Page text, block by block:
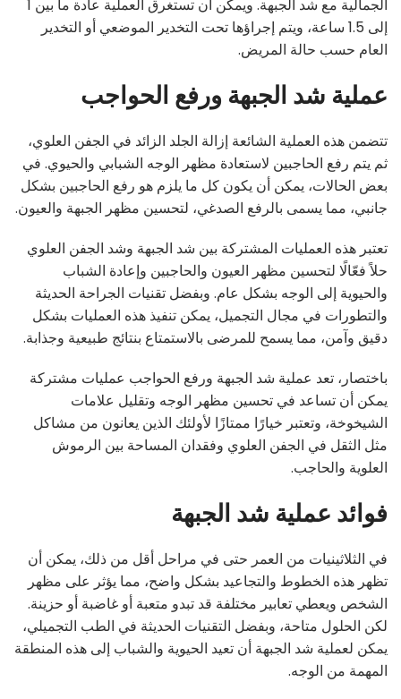
الجمالية مع شد الجبهة. ويمكن أن تستغرق العملية عادة ما بين 1
إلى 1.5 ساعة، ويتم إجراؤها تحت التخدير الموضعي أو التخدير
العام حسب حالة المريض.
عملية شد الجبهة ورفع الحواجب
تتضمن هذه العملية الشائعة إزالة الجلد الزائد في الجفن العلوي،
ثم يتم رفع الحاجبين لاستعادة مظهر الوجه الشبابي والحيوي. في
بعض الحالات، يمكن أن يكون كل ما يلزم هو رفع الحاجبين بشكل
جانبي، مما يسمى بالرفع الصدغي، لتحسين مظهر الجبهة والعيون.
تعتبر هذه العمليات المشتركة بين شد الجبهة وشد الجفن العلوي
حلاً فعّالًا لتحسين مظهر العيون والحاجبين وإعادة الشباب
والحيوية إلى الوجه بشكل عام. وبفضل تقنيات الجراحة الحديثة
والتطورات في مجال التجميل، يمكن تنفيذ هذه العمليات بشكل
دقيق وآمن، مما يسمح للمرضى بالاستمتاع بنتائج طبيعية وجذابة.
باختصار، تعد عملية شد الجبهة ورفع الحواجب عمليات مشتركة
يمكن أن تساعد في تحسين مظهر الوجه وتقليل علامات
الشيخوخة، وتعتبر خيارًا ممتازًا لأولئك الذين يعانون من مشاكل
مثل الثقل في الجفن العلوي وفقدان المساحة بين الرموش
العلوية والحاجب.
فوائد عملية شد الجبهة
في الثلاثينيات من العمر حتى في مراحل أقل من ذلك، يمكن أن
تظهر هذه الخطوط والتجاعيد بشكل واضح، مما يؤثر على مظهر
الشخص ويعطي تعابير مختلفة قد تبدو متعبة أو غاضبة أو حزينة.
لكن الحلول متاحة، وبفضل التقنيات الحديثة في الطب التجميلي،
يمكن لعملية شد الجبهة أن تعيد الحيوية والشباب إلى هذه المنطقة
المهمة من الوجه.